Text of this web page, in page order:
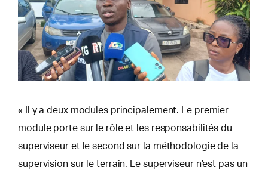
« Il y a deux modules principalement. Le premier
module porte sur le rôle et les responsabilités du
superviseur et le second sur la méthodologie de la
supervision sur le terrain. Le superviseur n’est pas un